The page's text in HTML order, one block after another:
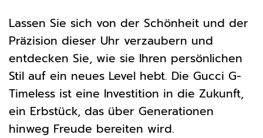
Lassen Sie sich von der Schönheit und der
Präzision dieser Uhr verzaubern und
entdecken Sie, wie sie Ihren persönlichen
Stil auf ein neues Level hebt. Die Gucci G-
Timeless ist eine Investition in die Zukunft,
ein Erbstück, das über Generationen
hinweg Freude bereiten wird.